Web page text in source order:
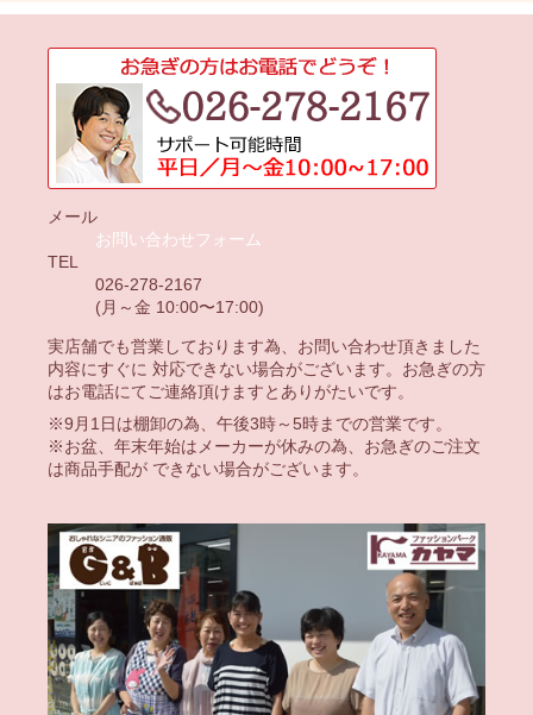
メール
お問い合わせフォーム
TEL
026-278-2167
(月～金 10:00〜17:00)
実店舗でも営業しております為、お問い合わせ頂きました
内容にすぐに 対応できない場合がございます。お急ぎの方
はお電話にてご連絡頂けますとありがたいです。
※9月1日は棚卸の為、午後3時～5時までの営業です。
※お盆、年末年始はメーカーが休みの為、お急ぎのご注文
は商品手配が できない場合がございます。